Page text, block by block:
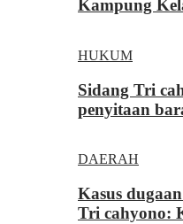
Kampung
HUKUM
Sidang Tri
penyitaan
DAERAH
Kasus
Tri cahyono: